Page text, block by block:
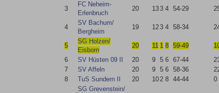
3
FC Neheim-
Erlenbruch
20 133 4 54-29
4
SV Bachum/​
Bergheim
19 123 4 58-34
5
SG Holzen/​
Eisborn
20 11 1 8 59-49
6
SV Hüsten 09 II 20 9 5 6 67-44
7
SV Affeln 20 9 5 6 58-36
8
TuS Sundern II 20 102 8 44-44 0
SG Grevenstein/​